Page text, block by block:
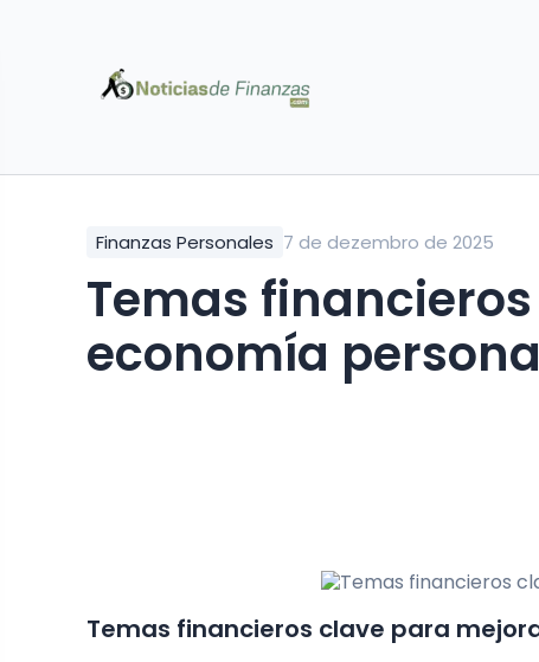
Finanzas Personales 7 de dezembro de 2025
Temas
economía
Temas financieros clave para